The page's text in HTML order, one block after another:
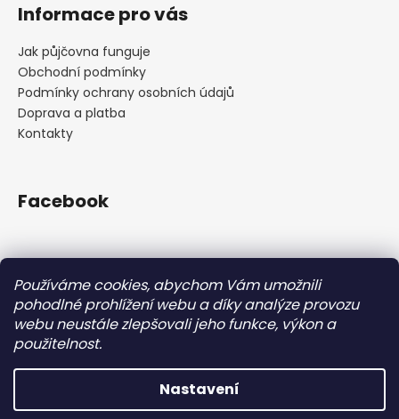
Používáme cookies, abychom Vám umožnili
pohodlné prohlížení webu a díky analýze provozu
webu neustále zlepšovali jeho funkce, výkon a
použitelnost.
Nastavení
Informace pro vás
Jak půjčovna funguje
Obchodní podmínky
Podmínky ochrany osobních údajů
Doprava a platba
Kontakty
Facebook
Nákupní košík